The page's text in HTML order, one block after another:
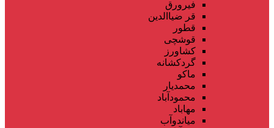
فیرورق
قر ضیاالدین
قطور
قوشچی
کشاورز
گردکشانه
ماکو
محمدیار
محمودآباد
مهاباد
میاندوآب